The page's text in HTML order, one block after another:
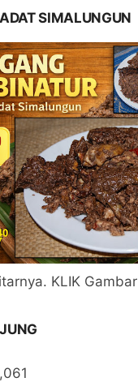
SIMALUNGUN
KLIK Gambar